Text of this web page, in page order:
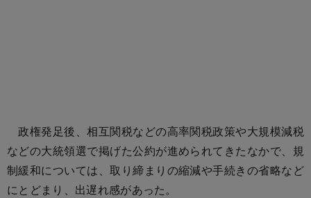
政権発足後、相互関税などの高率関税政策や大規模減税
などの大統領選で掲げた公約が進められてきたなかで、規
制緩和については、取り締まりの縮減や手続きの省略など
にとどまり、出遅れ感があった。